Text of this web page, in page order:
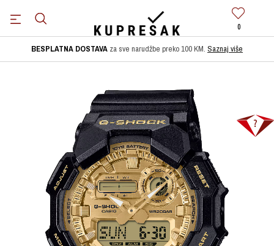
0
BESPLATNA DOSTAVA za sve narudžbe preko 100 KM. Saznaj više